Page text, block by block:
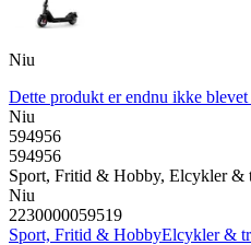
Niu
Dette produkt er endnu ikke blevet
Niu
594956
594956
Sport, Fritid & Hobby, Elcykler &
Niu
2230000059519
Sport, Fritid & HobbyElcykler &